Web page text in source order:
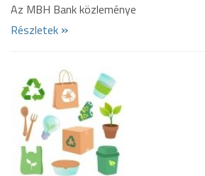
Az MBH Bank közleménye
Részletek »